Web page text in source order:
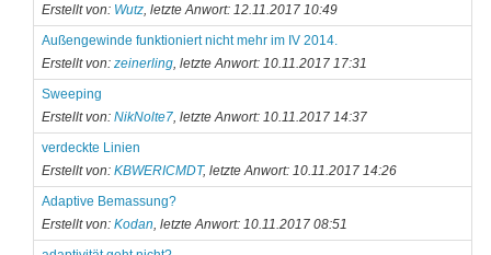
Erstellt von: Wutz, letzte Anwort: 12.11.2017 10:49
Außengewinde funktioniert nicht mehr im IV 2014.
Erstellt von: zeinerling, letzte Anwort: 10.11.2017 17:31
Sweeping
Erstellt von: NikNolte7, letzte Anwort: 10.11.2017 14:37
verdeckte Linien
Erstellt von: KBWERICMDT, letzte Anwort: 10.11.2017 14:26
Adaptive Bemassung?
Erstellt von: Kodan , letzte Anwort: 10.11.2017 08:51